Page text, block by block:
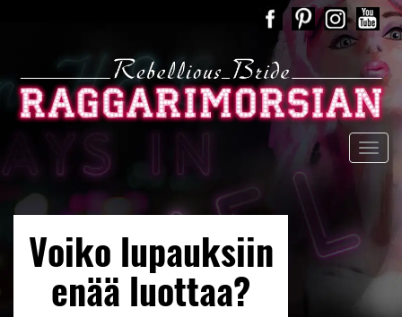
Voiko lupauksiin
enää luottaa?